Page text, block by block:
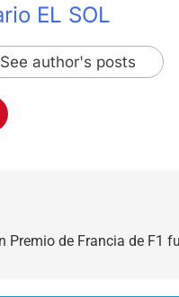
EL SOL
See author's posts
Premio de Francia de F1